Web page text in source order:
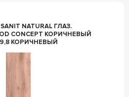
NATURAL ГЛАЗ.
КОРИЧНЕВЫЙ
КОРИЧНЕВЫЙ